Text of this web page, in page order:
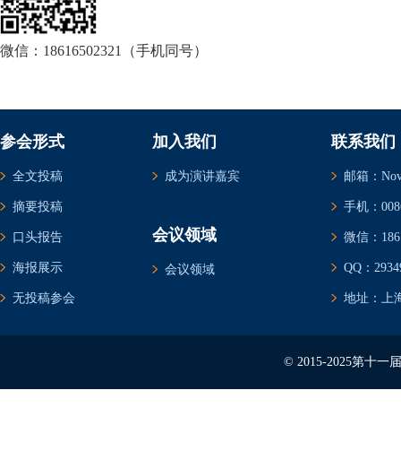
微信：18616502321（手机同号）
参会形式
全文投稿
摘要投稿
口头报告
海报展示
无投稿参会
加入我们
成为演讲嘉宾
会议领域
会议领域
联系我们
邮箱：
手机：
微信：
QQ：
地址：上
© 2015-2025第十一